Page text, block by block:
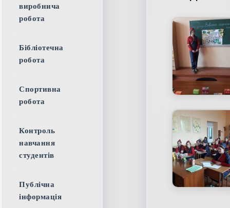
виробнича
робота
Бібліотечна
робота
Спортивна
робота
Контроль
навчання
студентів
Публічна
інформація